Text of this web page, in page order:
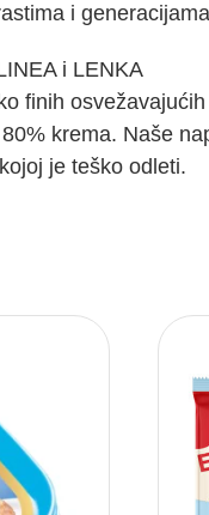
i
i LENKA
finih
krema. Naše
je teško odleti.